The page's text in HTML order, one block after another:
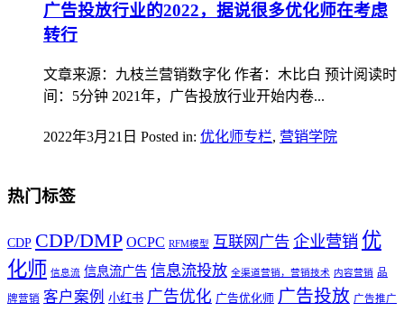
广告投放行业的2022，据说很多优化师在考虑
转行
文章来源：九枝兰营销数字化 作者：木比白 预计阅读时
间：5分钟 2021年，广告投放行业开始内卷...
2022年3月21日 Posted in: 优化师专栏, 营销学院
热门标签
CDP CDP/DMP OCPC RFM模型 互联网广告 企业营销 优
化师 信息流 信息流广告 信息流投放 全渠道营销，营销技术 内容营销 品
牌营销 客户案例 小红书 广告优化 广告优化师 广告投放 广告推广